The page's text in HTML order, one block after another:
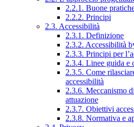
2.2.1. Buone
2.2.2. Principi
2.3. Accessibilità
2.3.1. Definizione
2.3.2. Accessibilità
2.3.3. Principi per
2.3.4. Linee guida e
2.3.5. Come
accessibilità
2.3.6. Meccanismo
attuazione
2.3.7. Obiettivi
2.3.8. Normativa e